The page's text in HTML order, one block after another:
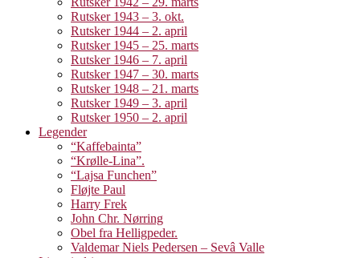
Rutsker 1943 – 3. okt.
Rutsker 1944 – 2. april
Rutsker 1945 – 25. marts
Rutsker 1946 – 7. april
Rutsker 1947 – 30. marts
Rutsker 1948 – 21. marts
Rutsker 1949 – 3. april
Rutsker 1950 – 2. april
Legender
“Kaffebainta”
“Krølle-Lina”.
“Lajsa Funchen”
Fløjte Paul
Harry Frek
John Chr. Nørring
Obel fra Helligpeder.
Valdemar Niels Pedersen – Sevâ Valle